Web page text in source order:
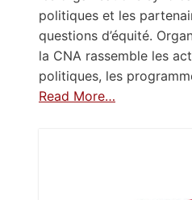
politiques et les
questions d’équité.
la CNA rassemble les
politiques, les
Read More…